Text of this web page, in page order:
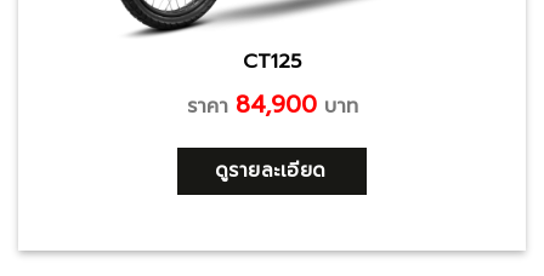
CT125
ราคา 84,900บาท
ดูรายละเอียด